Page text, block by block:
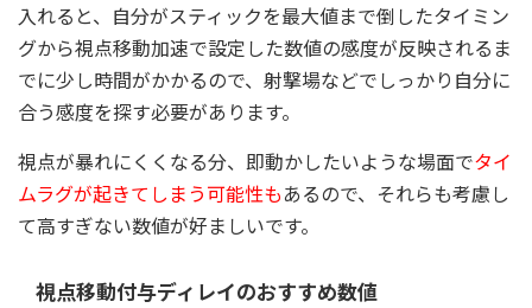
入れると、自分がスティックを最大値まで倒したタイミン
グから視点移動加速で設定した数値の感度が反映されるま
でに少し時間がかかるので、射撃場などでしっかり自分に
合う感度を探す必要があります。
視点が暴れにくくなる分、即動かしたいような場面でタイ
ムラグが起きてしまう可能性もあるので、それらも考慮し
て高すぎない数値が好ましいです。
視点移動付与ディレイのおすすめ数値